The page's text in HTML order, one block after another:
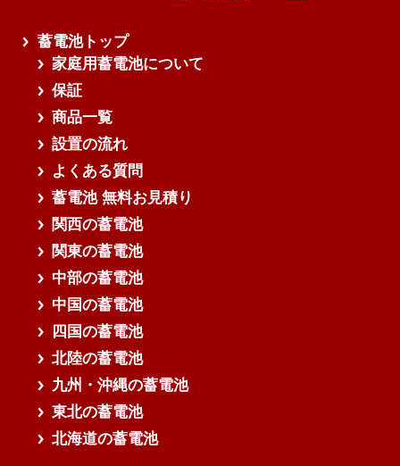
蓄電池トップ
家庭用蓄電池について
保証
商品一覧
設置の流れ
よくある質問
蓄電池 無料お見積り
関西の蓄電池
関東の蓄電池
中部の蓄電池
中国の蓄電池
四国の蓄電池
北陸の蓄電池
九州・沖縄の蓄電池
東北の蓄電池
北海道の蓄電池